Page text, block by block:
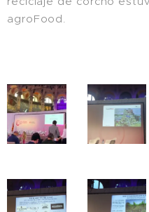
agroFood.